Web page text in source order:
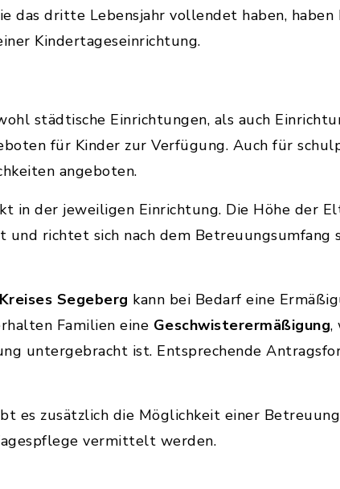
das dritte Lebensjahr vollendet haben,
Kindertageseinrichtung.
städtische Einrichtungen, als auch
für Kinder zur Verfügung. Auch für
angeboten.
in der jeweiligen Einrichtung. Die Höhe der
richtet sich nach dem Betreuungsumfang
Segeberg kann bei Bedarf eine
Familien eine Geschwisterermäßigung,
untergebracht ist. Entsprechende
es zusätzlich die Möglichkeit einer
vermittelt werden.